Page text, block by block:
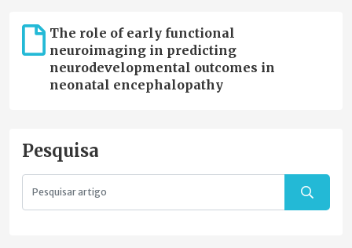
The role of early functional
neuroimaging in predicting
neurodevelopmental outcomes in
neonatal encephalopathy
Pesquisa